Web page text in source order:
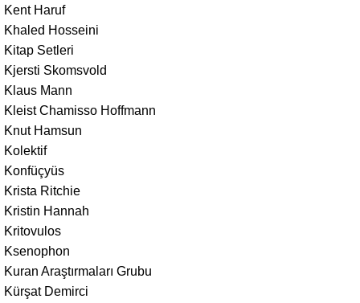
Kent Haruf
Khaled Hosseini
Kitap Setleri
Kjersti Skomsvold
Klaus Mann
Kleist Chamisso Hoffmann
Knut Hamsun
Kolektif
Konfüçyüs
Krista Ritchie
Kristin Hannah
Kritovulos
Ksenophon
Kuran Araştırmaları Grubu
Kürşat Demirci